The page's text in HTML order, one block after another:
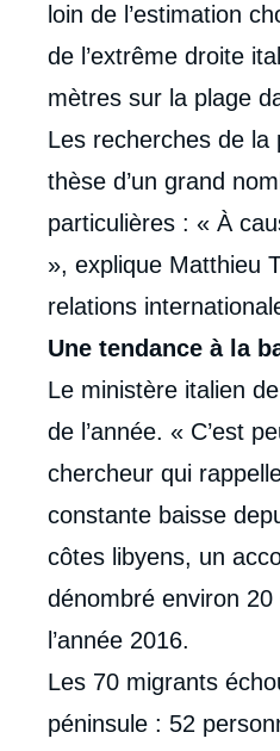
intervention
médiatique
loin de l’estimation
de l’extrême droite
mètres sur la plage
Les recherches de la
thèse d’un grand
particulières : « À
», explique Matthieu
relations
Une tendance à la
Le ministère italien
de l’année. « C’est
chercheur qui
constante baisse
côtes libyens, un
dénombré environ
l’année 2016.
Les 70 migrants
péninsule : 52